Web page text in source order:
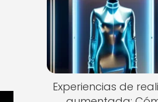
Experiencias de